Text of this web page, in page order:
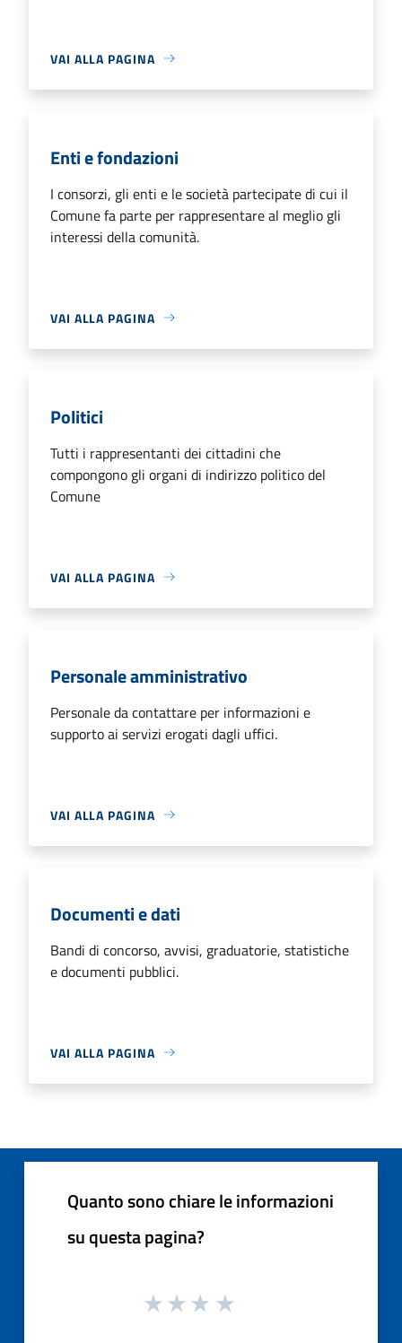
VAI ALLA PAGINA
Enti e fondazioni
I consorzi, gli enti e le società partecipate di cui il
Comune fa parte per rappresentare al meglio gli
interessi della comunità.
VAI ALLA PAGINA
Politici
Tutti i rappresentanti dei cittadini che
compongono gli organi di indirizzo politico del
Comune
VAI ALLA PAGINA
Personale amministrativo
Personale da contattare per informazioni e
supporto ai servizi erogati dagli uffici.
VAI ALLA PAGINA
Documenti e dati
Bandi di concorso, avvisi, graduatorie, statistiche
e documenti pubblici.
VAI ALLA PAGINA
Quanto sono chiare le informazioni
su questa pagina?